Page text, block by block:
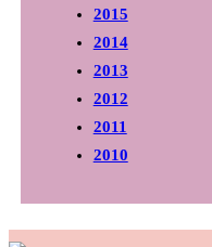
2015
2014
2013
2012
2011
2010